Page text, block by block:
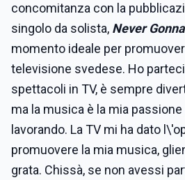
concomitanza con la
singolo da solista, Never
momento ideale per
televisione svedese. Ho
spettacoli in TV, è sempre
ma la musica è la mia
lavorando. La TV mi ha dato
promuovere la mia musica,
grata. Chissà, se non avessi